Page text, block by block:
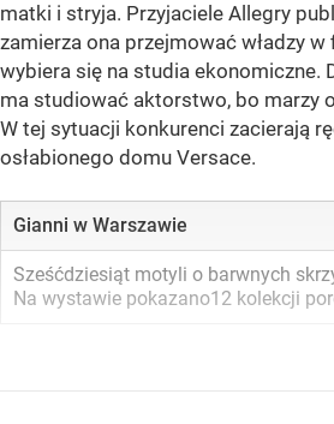
matki i stryja. Przyjaciele Allegry
zamierza ona przejmować władzy w
wybiera się na studia ekonomiczne.
ma studiować aktorstwo, bo marzy
W tej sytuacji konkurenci zacierają
osłabionego domu Versace.
Gianni w Warszawie
Sześćdziesiąt motyli o barwnych
Na wystawie pokazano12 kolekcji